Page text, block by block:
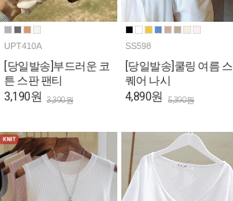
UPT410A
[당일발송]부드러운 코
튼 스판 팬티
3,190원 3,390원
SS598
[당일발송]쿨링 여름 스
퀘어 나시
4,890원 5,390원